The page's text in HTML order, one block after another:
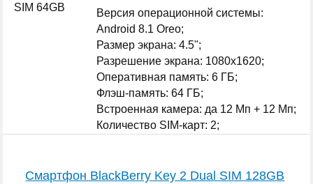
Версия операционной системы:
Android 8.1 Oreo;
Размер экрана: 4.5";
Разрешение экрана: 1080x1620;
Оперативная память: 6 ГБ;
Флэш-память: 64 ГБ;
Встроенная камера: да 12 Мп + 12 Мп;
Количество SIM-карт: 2;
Смартфон BlackBerry Key 2 Dual SIM 128GB